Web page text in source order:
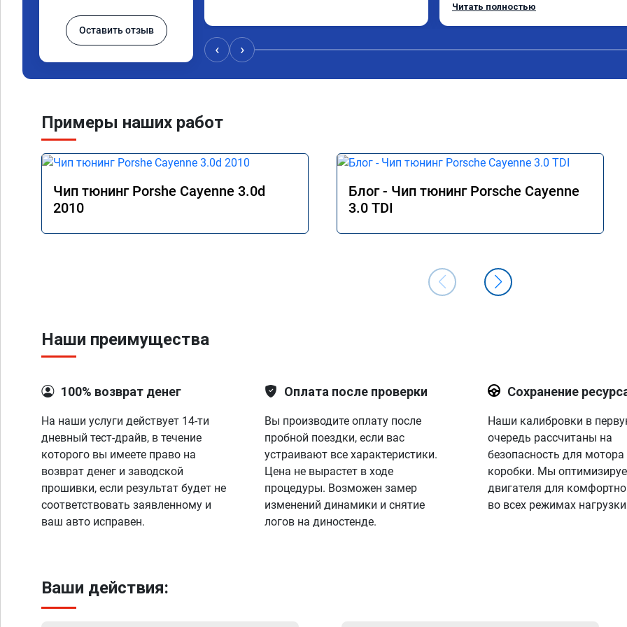
Оставить отзыв
Расход в спокойном режиме даже
Читать полностью
‹ ›
Примеры наших работ
Чип тюнинг Porshe Cayenne 3.0d
2010
Блог - Чип тюнинг Porsche Cayenne
3.0 TDI
Наши преимущества
100% возврат денег
На наши услуги действует 14-ти
дневный тест-драйв, в течение
которого вы имеете право на
возврат денег и заводской
прошивки, если результат будет не
соответствовать заявленному и
ваш авто исправен.
Оплата после проверки
Вы производите оплату после
пробной поездки, если вас
устраивают все характеристики.
Цена не вырастет в ходе
процедуры. Возможен замер
изменений динамики и снятие
логов на диностенде.
Сохранение
Наши калибровки в
очередь рассчитаны на
безопасность для мотора
коробки. Мы
двигателя для
во всех режимах
Ваши действия: